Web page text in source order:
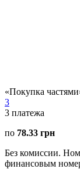
«Покупка
3
3 платежа
по 78.33 грн
Без комиссии.
финансовым